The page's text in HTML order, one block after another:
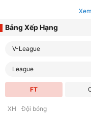
Bảng Xếp Hạng
V-League
League
FT
XH Đội bóng